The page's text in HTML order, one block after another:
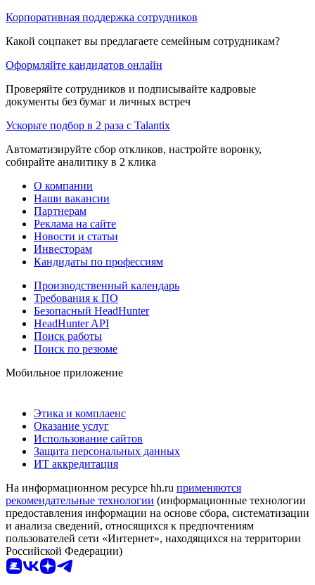
Корпоративная поддержка сотрудников
Какой соцпакет вы предлагаете семейным сотрудникам?
Оформляйте кандидатов онлайн
Проверяйте сотрудников и подписывайте кадровые
документы без бумаг и личных встреч
Ускорьте подбор в 2 раза с Talantix
Автоматизируйте сбор откликов, настройте воронку,
собирайте аналитику в 2 клика
О компании
Наши вакансии
Партнерам
Реклама на сайте
Новости и статьи
Инвесторам
Кандидаты по профессиям
Производственный календарь
Требования к ПО
Безопасный HeadHunter
HeadHunter API
Поиск работы
Поиск по резюме
Мобильное приложение
Этика и комплаенс
Оказание услуг
Использование сайтов
Защита персональных данных
ИТ аккредитация
На информационном ресурсе hh.ru применяются
рекомендательные технологии (информационные технологии
предоставления информации на основе сбора, систематизации
и анализа сведений, относящихся к предпочтениям
пользователей сети «Интернет», находящихся на территории
Российской Федерации)